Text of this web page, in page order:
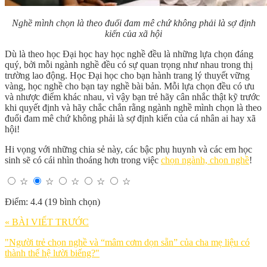
Nghề mình chọn là theo đuổi đam mê chứ không phải là sợ định
kiến của xã hội
Dù là theo học Đại học hay học nghề đều là những lựa chọn đáng
quý, bởi mỗi ngành nghề đều có sự quan trọng như nhau trong thị
trường lao động. Học Đại học cho bạn hành trang lý thuyết vững
vàng, học nghề cho bạn tay nghề bài bản. Mỗi lựa chọn đều có ưu
và nhược điểm khác nhau, vì vậy bạn trẻ hãy cân nhắc thật kỹ trước
khi quyết định và hãy chắc chắn rằng ngành nghề mình chọn là theo
đuổi đam mê chứ không phải là sợ định kiến của cá nhân ai hay xã
hội!
Hi vọng với những chia sẻ này, các bậc phụ huynh và các em học
sinh sẽ có cái nhìn thoáng hơn trong việc chọn ngành, chọn nghề!
☆ ☆ ☆ ☆
☆
Điểm: 4.4 (19 bình chọn)
« BÀI VIẾT TRƯỚC
"Người trẻ chọn nghề và “mâm cơm dọn sẵn” của cha mẹ liệu có
thành thế hệ lười biếng?"